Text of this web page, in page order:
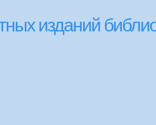
изданий